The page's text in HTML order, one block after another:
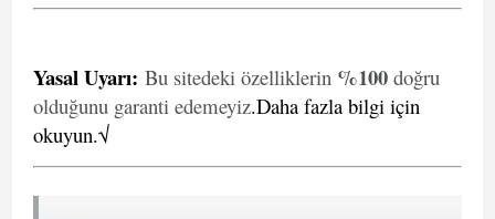
Yasal Uyarı: Bu sitedeki özelliklerin %100 doğru
olduğunu garanti edemeyiz.Daha fazla bilgi için
okuyun.√